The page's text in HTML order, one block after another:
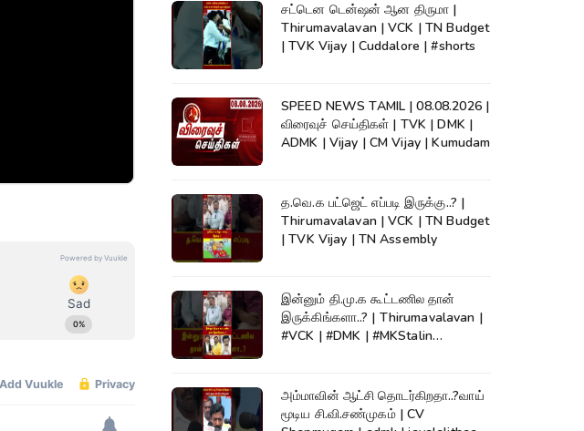
சட்டென டென்ஷன் ஆன திருமா |
Thirumavalavan | VCK | TN Budget
| TVK Vijay | Cuddalore | #shorts
SPEED NEWS TAMIL | 08.08.2026 |
விரைவுச் செய்திகள் | TVK | DMK |
ADMK | Vijay | CM Vijay | Kumudam
த.வெ.க பட்ஜெட் எப்படி இருக்கு..? |
Thirumavalavan | VCK | TN Budget
| TVK Vijay | TN Assembly
இன்னும் தி.மு.க கூட்டணில தான்
இருக்கிங்களா..? | Thirumavalavan |
#VCK | #DMK | #MKStalin
அம்மாவின் ஆட்சி தொடர்கிறதா..?வாய்
மூடிய சி.வி.சண்முகம் | CV